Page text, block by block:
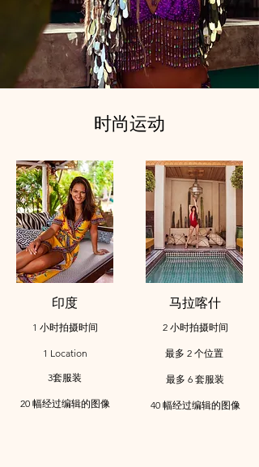
时尚运动
印度 马拉喀什
1 小时拍摄时间
1 Location
3套服装
20 幅经过编辑的图像
2 小时拍摄时间
最多 2 个位置
最多 6 套服装
40 幅经过编辑的图像